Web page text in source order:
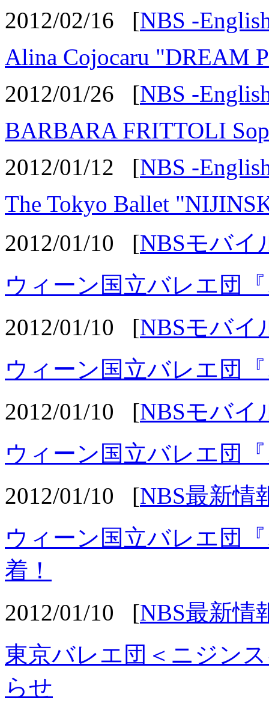
2012/02/16 [NBS -
Alina Cojocaru "DREAM
2012/01/26 [NBS -
BARBARA FRITTOLI
2012/01/12 [NBS -
The Tokyo Ballet
2012/01/10 [NBSモバイ
ウィーン国立バレエ団
2012/01/10 [NBSモバイ
ウィーン国立バレエ団
2012/01/10 [NBSモバイ
ウィーン国立バレエ団
2012/01/10 [NBS最新情
ウィーン国立バレエ団
着！
2012/01/10 [NBS最新情
東京バレエ団＜ニジン
らせ